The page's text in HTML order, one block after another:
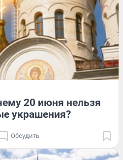
20 июня нельзя
украшения?
Обсудить